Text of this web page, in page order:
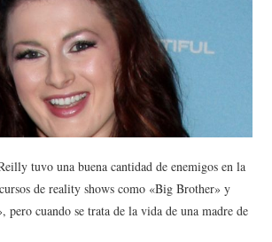
tuvo una buena cantidad de enemigos en la
de reality shows como «Big Brother» y
pero cuando se trata de la vida de una madre de